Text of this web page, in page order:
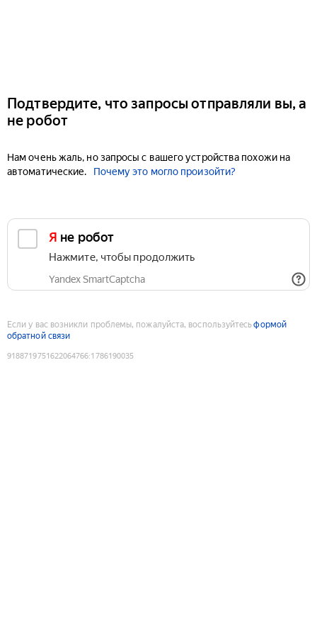
Подтвердите, что запросы отправляли вы, а
не робот
Нам очень жаль, но запросы с вашего устройства похожи на
автоматические.
Почему это могло произойти?
Я не робот
Нажмите, чтобы продолжить
Yandex SmartCaptcha
Если у вас возникли проблемы, пожалуйста, воспользуйтесьформой
обратной связи
9188719751622064766:1786190035